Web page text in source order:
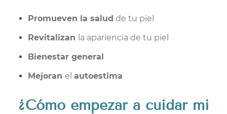
Promueven la salud de tu piel
Revitalizan la apariencia de tu piel
Bienestar general
Mejoran el autoestima
¿Cómo empezar a cuidar mi